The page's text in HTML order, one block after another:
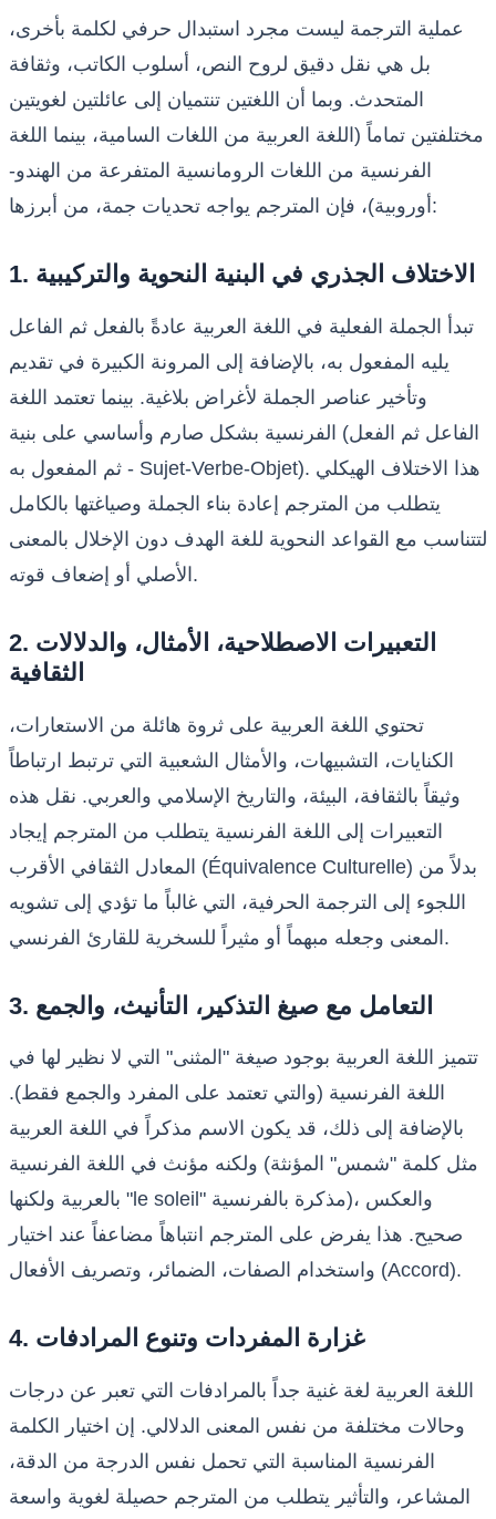
عملية الترجمة ليست مجرد استبدال حرفي لكلمة بأخرى،
بل هي نقل دقيق لروح النص، أسلوب الكاتب، وثقافة
المتحدث. وبما أن اللغتين تنتميان إلى عائلتين لغويتين
مختلفتين تماماً (اللغة العربية من اللغات السامية، بينما اللغة
الفرنسية من اللغات الرومانسية المتفرعة من الهندو-
أوروبية)، فإن المترجم يواجه تحديات جمة، من أبرزها:
1. الاختلاف الجذري في البنية النحوية والتركيبية
تبدأ الجملة الفعلية في اللغة العربية عادةً بالفعل ثم الفاعل
يليه المفعول به، بالإضافة إلى المرونة الكبيرة في تقديم
وتأخير عناصر الجملة لأغراض بلاغية. بينما تعتمد اللغة
الفرنسية بشكل صارم وأساسي على بنية (الفاعل ثم الفعل
ثم المفعول به - Sujet-Verbe-Objet). هذا الاختلاف الهيكلي
يتطلب من المترجم إعادة بناء الجملة وصياغتها بالكامل
لتتناسب مع القواعد النحوية للغة الهدف دون الإخلال بالمعنى
الأصلي أو إضعاف قوته.
2. التعبيرات الاصطلاحية، الأمثال، والدلالات
الثقافية
تحتوي اللغة العربية على ثروة هائلة من الاستعارات،
الكنايات، التشبيهات، والأمثال الشعبية التي ترتبط ارتباطاً
وثيقاً بالثقافة، البيئة، والتاريخ الإسلامي والعربي. نقل هذه
التعبيرات إلى اللغة الفرنسية يتطلب من المترجم إيجاد
المعادل الثقافي الأقرب (Équivalence Culturelle) بدلاً من
اللجوء إلى الترجمة الحرفية، التي غالباً ما تؤدي إلى تشويه
المعنى وجعله مبهماً أو مثيراً للسخرية للقارئ الفرنسي.
3. التعامل مع صيغ التذكير، التأنيث، والجمع
تتميز اللغة العربية بوجود صيغة "المثنى" التي لا نظير لها في
اللغة الفرنسية (والتي تعتمد على المفرد والجمع فقط).
بالإضافة إلى ذلك، قد يكون الاسم مذكراً في اللغة العربية
ولكنه مؤنث في اللغة الفرنسية (مثل كلمة "شمس" المؤنثة
بالعربية ولكنها "le soleil" مذكرة بالفرنسية)، والعكس
صحيح. هذا يفرض على المترجم انتباهاً مضاعفاً عند اختيار
واستخدام الصفات، الضمائر، وتصريف الأفعال (Accord).
4. غزارة المفردات وتنوع المرادفات
اللغة العربية لغة غنية جداً بالمرادفات التي تعبر عن درجات
وحالات مختلفة من نفس المعنى الدلالي. إن اختيار الكلمة
الفرنسية المناسبة التي تحمل نفس الدرجة من الدقة،
المشاعر، والتأثير يتطلب من المترجم حصيلة لغوية واسعة